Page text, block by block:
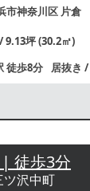
市神奈川区 片倉
9.13坪 (30.2㎡)
徒歩8分 居抜き /
徒歩3分
ツ沢中町